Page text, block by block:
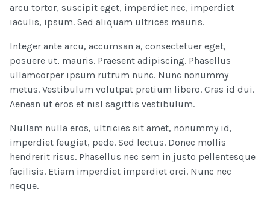
arcu tortor, suscipit eget, imperdiet nec, imperdiet
iaculis, ipsum. Sed aliquam ultrices mauris.
Integer ante arcu, accumsan a, consectetuer eget,
posuere ut, mauris. Praesent adipiscing. Phasellus
ullamcorper ipsum rutrum nunc. Nunc nonummy
metus. Vestibulum volutpat pretium libero. Cras id dui.
Aenean ut eros et nisl sagittis vestibulum.
Nullam nulla eros, ultricies sit amet, nonummy id,
imperdiet feugiat, pede. Sed lectus. Donec mollis
hendrerit risus. Phasellus nec sem in justo pellentesque
facilisis. Etiam imperdiet imperdiet orci. Nunc nec
neque.